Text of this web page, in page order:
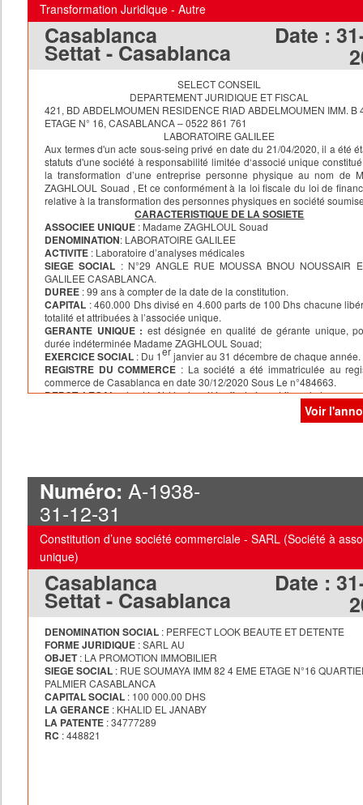
L’obtention, l’acquisition, la vente de tous brevets, marques, licences
procédés rentant dans le cadre de l’objet social ;
Et plus généralement toutes les opérations commerciales, industrielles,
financières, mobilières et immobilières pouvant se rattacher
indirectement à l’un quelconque des objets précités ou tous autres
similaires ou connexes pouvant favoriser le développement de la
compris les activités d’importation et d’exportation.
Capital social: CENT MILLE (100.000,00DH), divisé en (1000) Parts
dirhams chacune, totalement libérées et attribuées comme suit :
Mademoiselle
SABIRI SABRINE……………………...1000 PARTS
Siege social:RUE CHENGUIT IMMEUBLE ADNANE, 3EME ETAGE
7 MOHAMMEDIA
Année social: du 1er Janvier au 31 Décembre.
Gérance: la société est gérée par MademoiselleSABIRI SABRINE,
pouvoirs les plus étendues pour agir au nom de la société «
et ce pour une durée illimitée.
Le dépôt légal a été effectué auprès du greffe du tribunal de 1
MOHAMMEDIA le 29/12/2021 sous le numéro 2751.
Transformation Juridique - Autre
Casablanca
Settat - Casablanca
Date :
SELECT CONSEIL
DEPARTEMENT JURIDIQUE ET FISCAL
421, BD ABDELMOUMEN RESIDENCE RIAD ABDELMOUMEN IMM. B
ETAGE N° 16, CASABLANCA – 0522 861 761
LABORATOIRE GALILEE
Aux termes d'un acte sous-seing privé en date du 21/04/2020, il a été
statuts d'une société à responsabilité limitée d‘associé unique
la transformation d’une entreprise personne physique au nom de
ZAGHLOUL Souad , Et ce conformément à la loi fiscale du loi de
relative à la transformation des personnes physiques en société
CARACTERISTIQUE DE LA SOSIETE
ASSOCIEE UNIQUE : Madame ZAGHLOUL Souad
DENOMINATION: LABORATOIRE GALILEE
ACTIVITE : Laboratoire d’analyses médicales
SIEGE SOCIAL : N°29 ANGLE RUE MOUSSA BNOU NOUSSAIR
GALILEE CASABLANCA.
DUREE : 99 ans à compter de la date de la constitution.
CAPITAL : 460.000 Dhs divisé en 4.600 parts de 100 Dhs chacune
totalité et attribuées à l’associée unique.
GERANTE UNIQUE : est désignée en qualité de gérante unique,
durée indéterminée Madame ZAGHLOUL Souad;
EXERCICE SOCIAL : Du 1erjanvier au 31 décembre de chaque année.
REGISTRE DU COMMERCE : La société a été immatriculée au
commerce de Casablanca en date 30/12/2020 Sous Le n°484663.
DEPOT LEGAL: le dépôt légal a été effectué au tribunal de
Voir
Numéro: A-1938-
31-12-31
Constitution d’une société commerciale - SARL (Société à
unique)
Casablanca
Settat - Casablanca
Date :
DENOMINATION SOCIAL : PERFECT LOOK BEAUTE ET DETENTE
FORME JURIDIQUE : SARL AU
OBJET: LA PROMOTION IMMOBILIER
SIEGE SOCIAL : RUE SOUMAYA IMM 82 4 EME ETAGE N°16
PALMIER CASABLANCA
CAPITAL SOCIAL : 100 000.00 DHS
LA GERANCE : KHALID EL JANABY
LA PATENTE : 34777289
RC : 448821